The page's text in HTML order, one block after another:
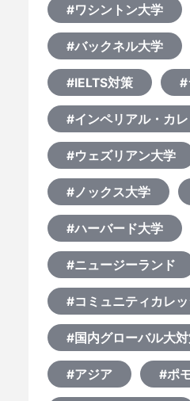
#ワシントン大学
#バックネル大学
#IELTS対策 #
#インペリアル・カ
#ウェズリアン大学
#ノックス大学
#ハーバード大学
#ニュージーランド
#コミュニティカレ
#国内グローバル大
#アジア #ポ